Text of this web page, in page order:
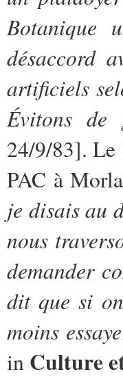
Botanique
désaccord
artificiels
Évitons de
24/9/83]. Le
PAC à
je disais au
nous
demander
dit que si
moins
in Culture